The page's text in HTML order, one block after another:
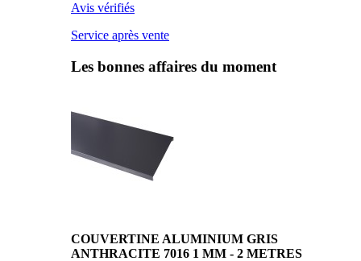
Avis vérifiés
Service après vente
Les bonnes affaires du moment
COUVERTINE ALUMINIUM GRIS
ANTHRACITE 7016 1 MM - 2 METRES